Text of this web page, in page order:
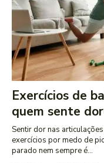
Exercícios de
quem sente
Sentir dor nas
exercícios por medo de
parado nem sempre é...